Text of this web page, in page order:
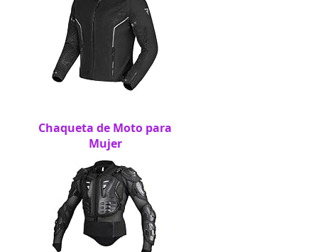
Chaqueta de Moto para
Mujer